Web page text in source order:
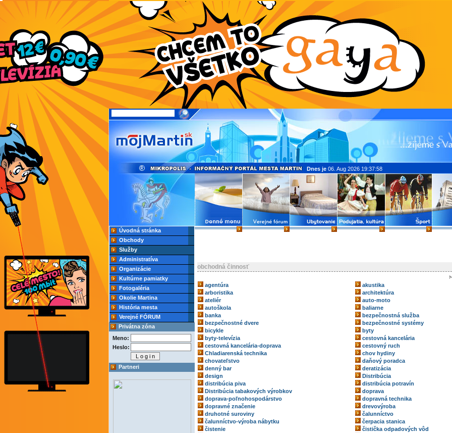
Úvodná stránka
Obchody
Služby
Administratíva
Organizácie
Kultúrne pamiatky
Fotogaléria
Okolie Martina
História mesta
Verejné FÓRUM
Privátna zóna
Meno:
Heslo:
Partneri
Dnes je 06. Aug 2026 19:37:58
obchodná činnosť
agentúra
akustika
arboristika
architektúra
ateliér
auto-moto
autoškola
baliarne
banka
bezpečnostná služba
bezpečnostné dvere
bezpečnostné systémy
bicykle
byty
byty-televízia
cestovná kancelária
cestovná kancelária-doprava
cestovný ruch
Chladiarenská technika
chov hydiny
chovateľstvo
daňový poradca
denný bar
deratizácia
design
Distribúcia
distribúcia piva
distribúcia potravín
Distribúcia tabakových výrobkov
doprava
doprava-poľnohospodárstvo
dopravná technika
dopravné značenie
drevovýroba
druhotné suroviny
čalunníctvo
čalunníctvo-výroba nábytku
čerpacia stanica
čistenie
čistička odpadových vôd